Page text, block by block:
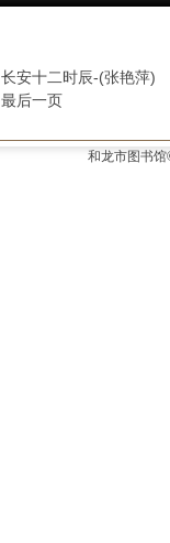
长安十二时辰-(张艳萍)
最后一页
和龙市图书